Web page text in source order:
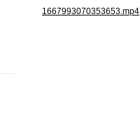
1667993070353653.mp4